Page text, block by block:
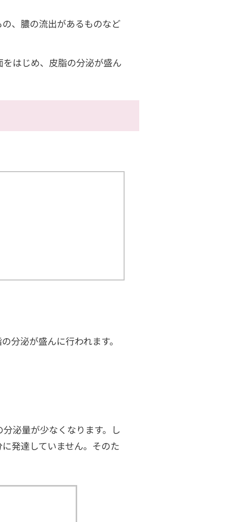
、膿の流出があるものなど
はじめ、皮脂の分泌が盛ん
分泌が盛んに行われます。
泌量が少なくなります。し
発達していません。そのた